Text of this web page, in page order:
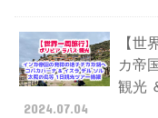
【世
カ帝
観光
2024.07.04